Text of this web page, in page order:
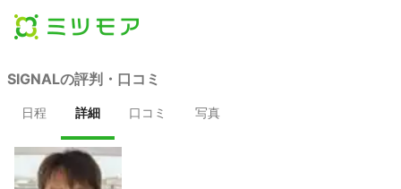
SIGNALの評判・口コミ
日程 詳細 口コミ 写真